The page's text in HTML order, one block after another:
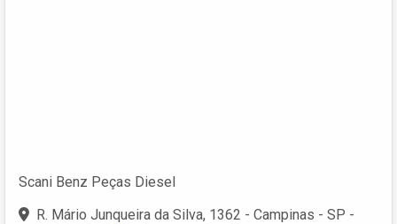
Scani Benz Peças Diesel
R. Mário Junqueira da Silva, 1362 - Campinas - SP -